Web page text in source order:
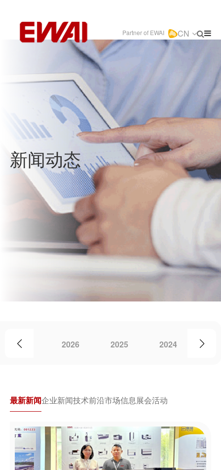
Partner of EWAI CN
新闻动态
2026 2025 2024
最新新闻企业新闻技术前沿市场信息展会活动